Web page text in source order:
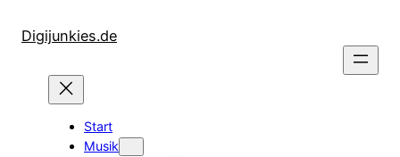
InhaltDigijunkies.de
Start
Musik